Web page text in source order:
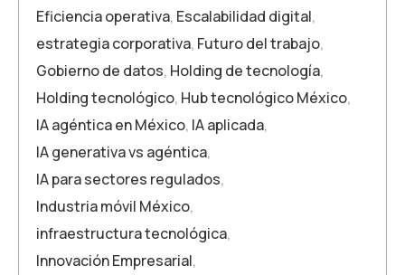
Eficiencia operativa, Escalabilidad digital,
estrategia corporativa, Futuro del trabajo,
Gobierno de datos, Holding de tecnología,
Holding tecnológico, Hub tecnológico México,
IA agéntica en México, IA aplicada,
IA generativa vs agéntica,
IA para sectores regulados,
Industria móvil México,
infraestructura tecnológica,
Innovación Empresarial,